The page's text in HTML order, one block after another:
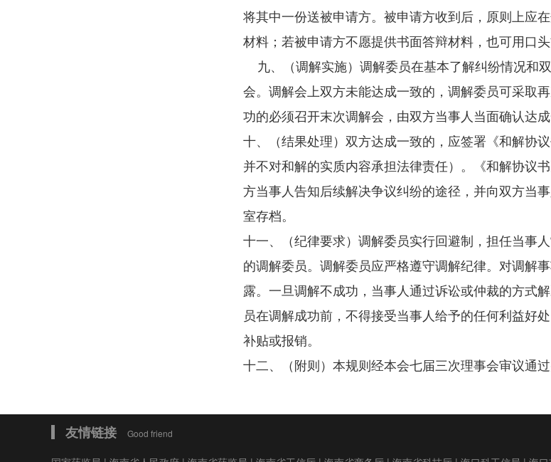
将其中一份送被申请方。被申请方收到后，原则上应
材料；若被申请方不愿提供书面答辩材料，也可用口
九、（调解实施）调解委员在基本了解纠纷情况和
会。调解会上双方未能达成一致的，调解委员可采取
功的必须召开末次调解会，由双方当事人当面确认达成
十、（结果处理）双方达成一致的，应签署《和解协
并不对和解的实质内容承担法律责任）。《和解协议
方当事人告知后续解决争议纠纷的途径，并向双方当
室存档。
十一、（纪律要求）调解委员实行回避制，担任当事
的调解委员。调解委员应严格遵守调解纪律。对调解
露。一旦调解不成功，当事人通过诉讼或仲裁的方式
员在调解成功前，不得接受当事人给予的任何利益好
补贴或报销。
十二、（附则）本规则经本会七届三次理事会审议通过
友情链接 Good friend